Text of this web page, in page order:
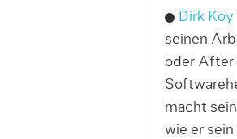
Dirk Koy
seinen
oder After
macht
wie er